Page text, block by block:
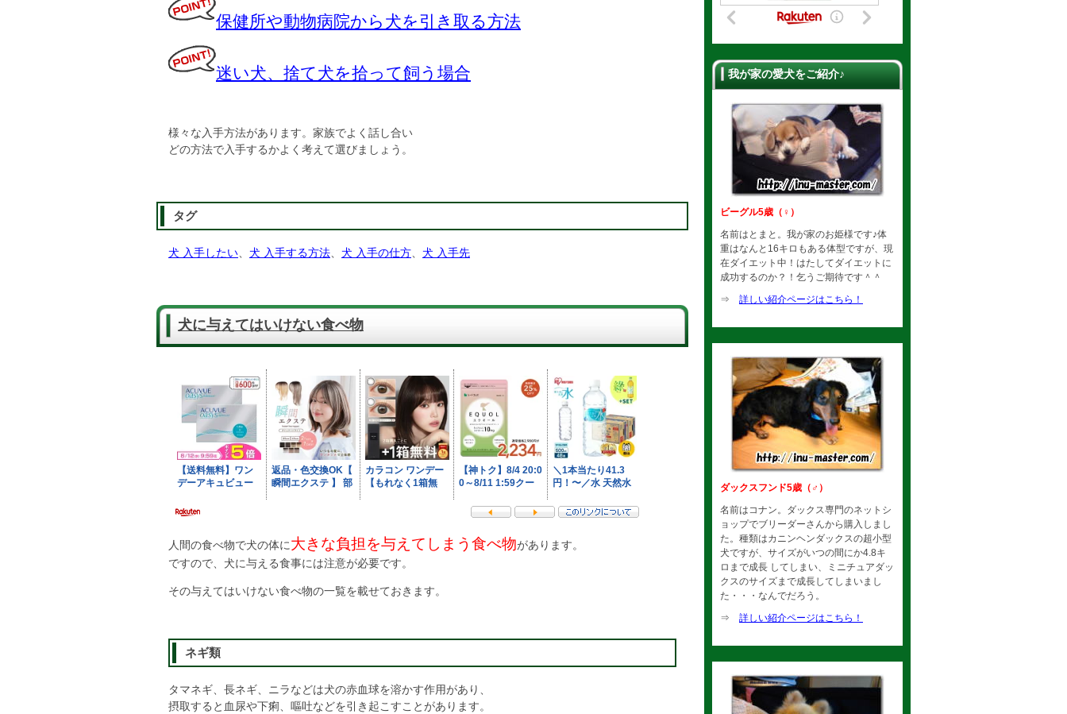
保健所や動物病院から犬を引き取る方法
迷い犬、捨て犬を拾って飼う場合
様々な入手方法があります。家族でよく話し合い
どの方法で入手するかよく考えて選びましょう。
タグ
犬 入手したい 犬 入手する方法 犬 入手の仕方 犬 入手先
犬に与えてはいけない食べ物
人間の食べ物で犬の体に大きな負担を与えてしまう食べ物があります。
ですので、犬に与える食事には注意が必要です。
その与えてはいけない食べ物の一覧を載せておきます。
ネギ類
タマネギ、長ネギ、ニラなどは犬の赤血球を溶かす作用があり、
摂取すると血尿や下痢、嘔吐などを引き起こすことがあります。
我が家の愛犬をご紹介♪
ビーグル5歳（♀）
名前はとまと。我が家のお姫様です♪体
重はなんと16キロもある体型ですが、現
在ダイエット中！はたしてダイエットに
成功するのか？！乞うご期待です＾＾
⇒ 詳しい紹介ページはこちら！
ダックスフンド5歳（♂）
名前はコナン。ダックス専門のネットシ
ョップでブリーダーさんから購入しまし
た。種類はカニンヘンダックスの超小型
犬ですが、サイズがいつの間にか4.8キ
ロまで成長 してしまい、ミニチュアダッ
クスのサイズまで成長してしまいまし
た・・・なんでだろう。
⇒ 詳しい紹介ページはこちら！